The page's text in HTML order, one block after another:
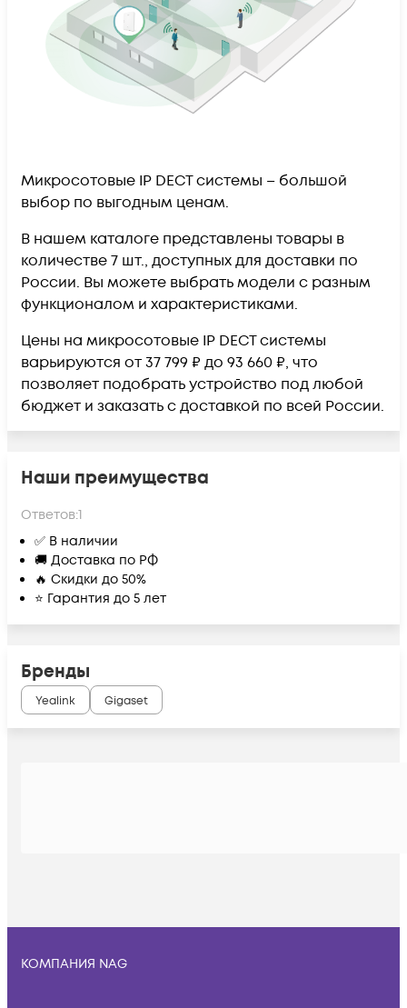
Микросотовые IP DECT системы – большой
выбор по выгодным ценам.
В нашем каталоге представлены товары в
количестве 7 шт., доступных для доставки по
России. Вы можете выбрать модели с разным
функционалом и характеристиками.
Цены на микросотовые IP DECT системы
варьируются от 37 799 ₽ до 93 660 ₽, что
позволяет подобрать устройство под любой
бюджет и заказать с доставкой по всей России.
Наши преимущества
Ответов:1
✅ В наличии
🚚 Доставка по РФ
🔥 Скидки до 50%
⭐ Гарантия до 5 лет
Бренды
Yealink Gigaset
КОМПАНИЯ NAG